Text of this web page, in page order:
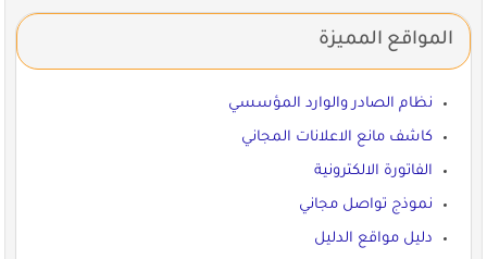
المواقع المميزة
نظام الصادر والوارد المؤسسي
كاشف مانع الاعلانات المجاني
الفاتورة الالكترونية
نموذج تواصل مجاني
دليل مواقع الدليل